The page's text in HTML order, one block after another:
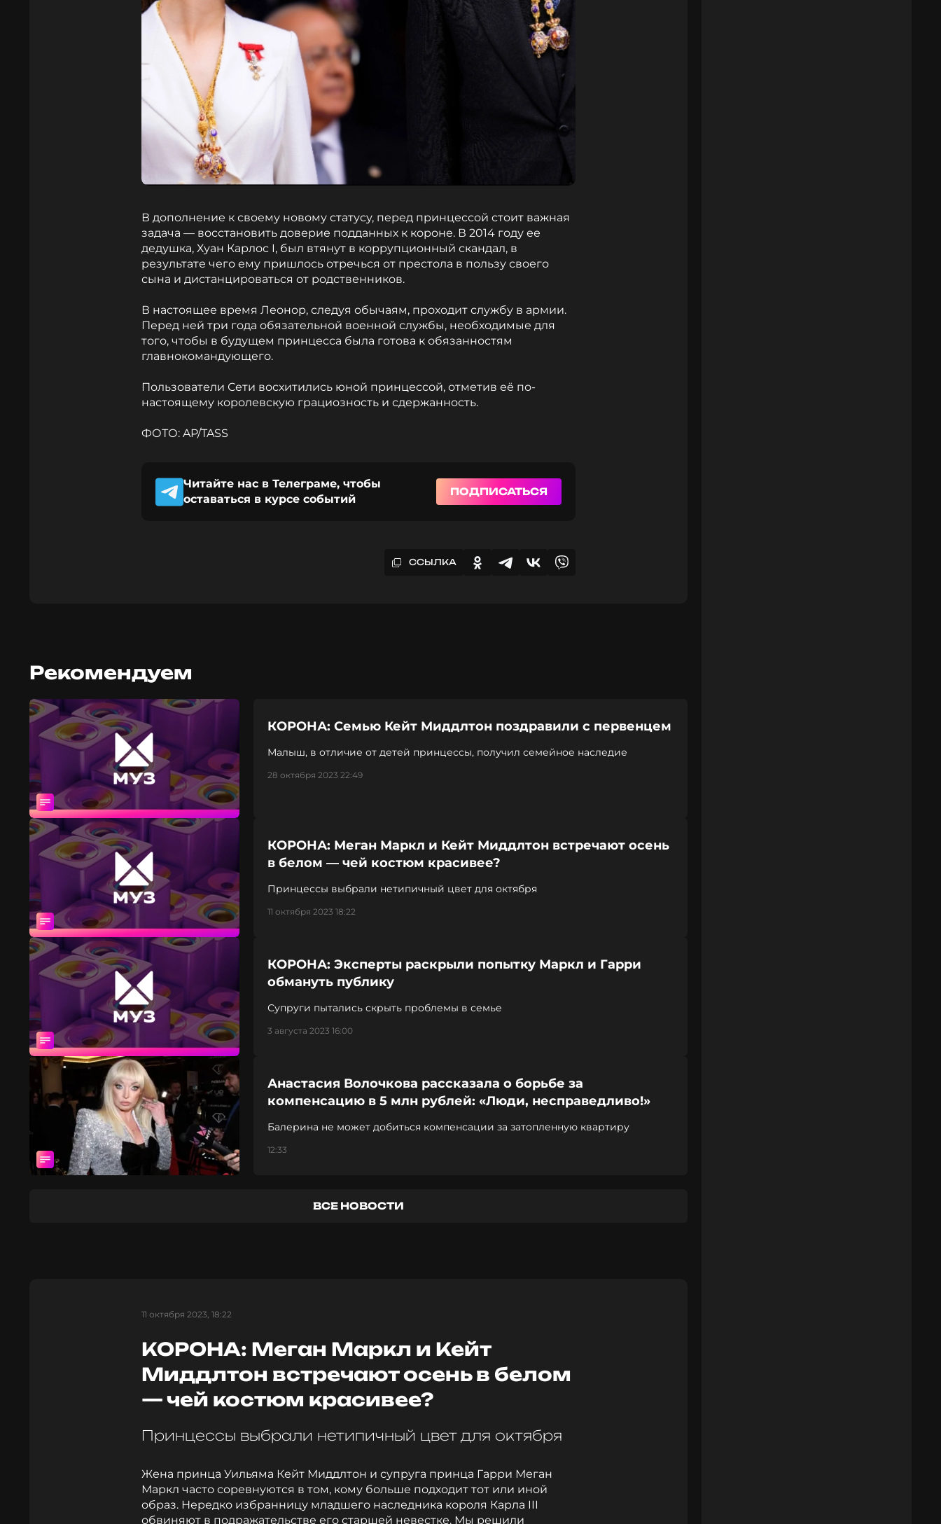
В дополнение к своему новому статусу, перед принцессой стоит важная
задача — восстановить доверие подданных к короне. В 2014 году ее
дедушка, Хуан Карлос I, был втянут в коррупционный скандал, в
результате чего ему пришлось отречься от престола в пользу своего
сына и дистанцироваться от родственников.
В настоящее время Леонор, следуя обычаям, проходит службу в армии.
Перед ней три года обязательной военной службы, необходимые для
того, чтобы в будущем принцесса была готова к обязанностям
главнокомандующего.
Пользователи Сети восхитились юной принцессой, отметив её по-
настоящему королевскую грациозность и сдержанность.
ФОТО: AP/TASS
Читайте нас в Телеграме, чтобы
оставаться в курсе событий
ПОДПИСАТЬСЯ
ССЫЛКА
Рекомендуем
КОРОНА: Семью Кейт Миддлтон поздравили с первенцем
Малыш, в отличие от детей принцессы, получил семейное наследие
28 октября 2023 22:49
КОРОНА: Меган Маркл и Кейт Миддлтон встречают осень
в белом — чей костюм красивее?
Принцессы выбрали нетипичный цвет для октября
11 октября 2023 18:22
КОРОНА: Эксперты раскрыли попытку Маркл и Гарри
обмануть публику
Супруги пытались скрыть проблемы в семье
3 августа 2023 16:00
Анастасия Волочкова рассказала о борьбе за
компенсацию в 5 млн рублей: «Люди, несправедливо!»
Балерина не может добиться компенсации за затопленную квартиру
12:33
ВСЕ НОВОСТИ
11 октября 2023, 18:22
КОРОНА: Меган Маркл и Кейт
Миддлтон встречают осень в белом
— чей костюм красивее?
Принцессы выбрали нетипичный цвет для октября
Жена принца Уильяма Кейт Миддлтон и супруга принца Гарри Меган
Маркл часто соревнуются в том, кому больше подходит тот или иной
образ. Нередко избранницу младшего наследника короля Карла III
обвиняют в подражательстве его старшей невестке. Мы решили